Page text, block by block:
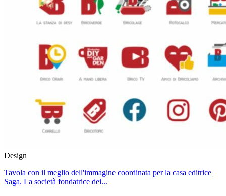
Design
Tavola con il meglio dell'immagine coordinata per la casa editrice
Saga. La società fondatrice dei...